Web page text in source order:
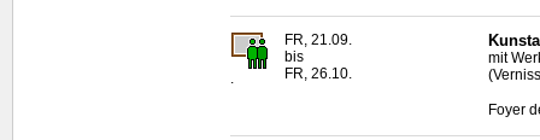
.
FR, 21.09.
bis
FR, 26.10.
mit
Foyer